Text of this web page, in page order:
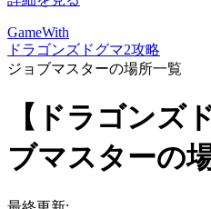
GameWith
ドラゴンズドグマ2攻略
ジョブマスターの場所一覧
【ドラゴンズ
ブマスターの